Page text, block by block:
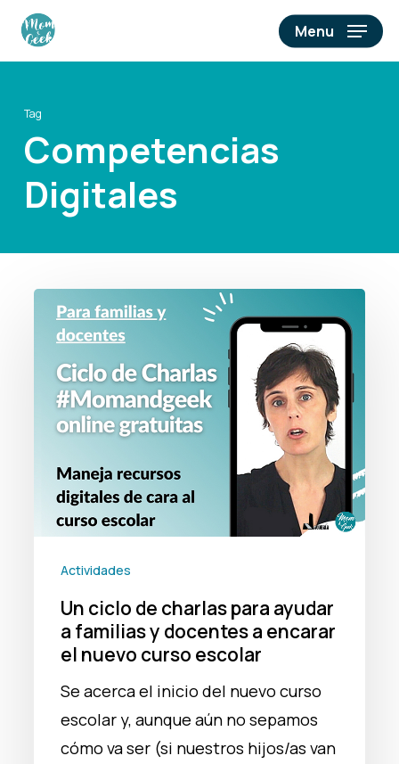
Skip
Menu
Tag
Competencias
Digitales
ciclo
charlas
para
familias
encarar
curso
escolar
Actividades
Un ciclo de charlas para ayudar
a familias y docentes a encarar
el nuevo curso escolar
Se acerca el inicio del nuevo curso
escolar y, aunque aún no sepamos
cómo va ser (si nuestros hijos/as van